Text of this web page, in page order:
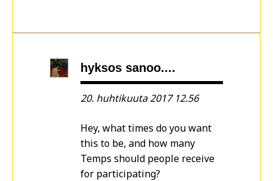
hyksos sanoo....
20. huhtikuuta 2017 12.56
Hey, what times do you want
this to be, and how many
Temps should people receive
for participating?